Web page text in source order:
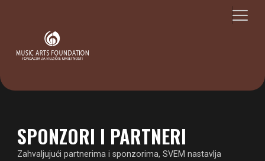
SPONZORI I PARTNERI
Zahvaljujući partnerima i sponzorima, SVEM nastavlja